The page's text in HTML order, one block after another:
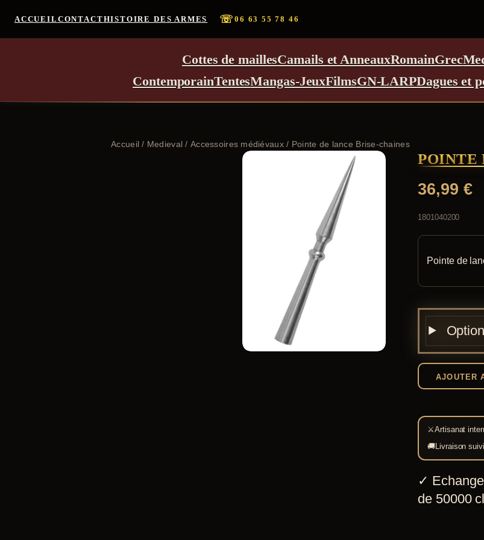
ACCUEIL CONTACTHISTOIRE DES ARMES ☏06 63 55 78 46
Cottes de maillesCamails et AnneauxRomainGrec
ContemporainTentesMangas-JeuxFilmsGN-LARPDagues et
Accueil / Medieval /Accessoires médiévaux/ Pointe de lance Brise-chaines
POINTE
36,99 €
1801040200
Pointe de
AJOUTER
⚔Artisanat
🚚Livraison
✓
de 50000